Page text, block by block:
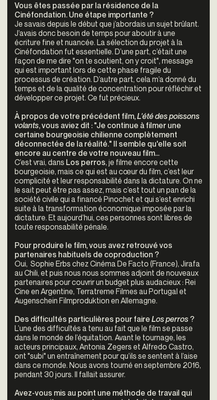
Vous êtes passée par la résidence de la
Cinéfondation. Une étape importante ?
Je savais depuis le début que j’abordais un sujet brûlant.
J’avais donc besoin de temps pour aboutir à une
écriture fine et nuancée. La sélection du projet à la
Cinéfondation fut essentielle. D’une part, c’était une
façon de me dire "on te soutient, on y croit", message
qui est important lors de cette phase fragile du
processus de création. D’autre part, cela m’a donné du
temps et de la qualité de concentration pour réfléchir et
développer ce projet. Ce fut précieux.
À propos de votre précédent film,L'été des poissons
volants, vous aviez dit : "Je continue à filmer une
certaine bourgeoisie chilienne complètement
déconnectée de la réalité." Il semble qu'elle soit
encore au centre de votre nouveau film...
C’est vrai, dans Los perros, je filme encore cette
bourgeoisie, mais ce qui est au cœur du film, c’est leur
complicité et leur responsabilité dans la dictature. On ne
le sait peut être pas assez, mais c’est tout un pan de la
société civile qui a financé Pinochet et qui s’est enrichi
suite à la transformation économique imposée par la
dictature. Et aujourd’hui, ces personnes sont libres de
toute responsabilité pénale.
Pour produire le film, vous avez retrouvé vos
partenaires habituels de coproduction ?
Oui, Sophie Erbs chez Cinéma De Facto (France), Jirafa
au Chili, et puis nous nous sommes adjoint de nouveaux
partenaires pour couvrir un budget plus audacieux : Rei
Cine en Argentine, Terratreme Filmes au Portugal et
Augenschein Filmproduktion en Allemagne.
Des difficultés particulières pour faire Los perros ?
L’une des difficultés a tenu au fait que le film se passe
dans le monde de l’équitation. Avant le tournage, les
acteurs principaux, Antonia Zegers et Alfredo Castro,
ont "subi" un entraînement pour qu’ils se sentent à l’aise
dans ce monde. Nous avons tourné en septembre 2016,
pendant 30 jours. Il fallait assurer.
Avez-vous mis au point une méthode de travail qui